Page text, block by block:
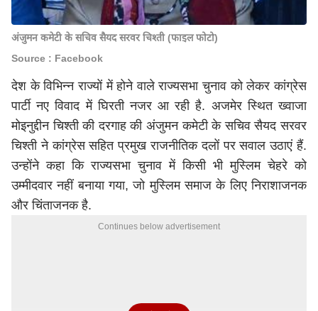
अंजुमन कमेटी के सचिव सैयद सरवर चिश्ती (फाइल फोटो)
Source : Facebook
देश के विभिन्न राज्यों में होने वाले राज्यसभा चुनाव को लेकर कांग्रेस
पार्टी नए विवाद में घिरती नजर आ रही है. अजमेर स्थित ख्वाजा
मोइनुद्दीन चिश्ती की दरगाह की अंजुमन कमेटी के सचिव सैयद सरवर
चिश्ती ने कांग्रेस सहित प्रमुख राजनीतिक दलों पर सवाल उठाएं हैं.
उन्होंने कहा कि राज्यसभा चुनाव में किसी भी मुस्लिम चेहरे को
उम्मीदवार नहीं बनाया गया, जो मुस्लिम समाज के लिए निराशाजनक
और चिंताजनक है.
Continues below advertisement